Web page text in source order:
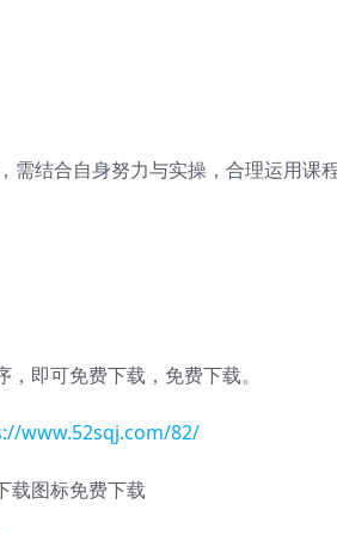
需结合自身努力与实操，合理运用课
即可免费下载，免费下载。
www.52sqj.com/82/
载图标免费下载